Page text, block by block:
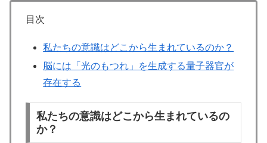
目次
私たちの意識はどこから生まれているのか？
脳には「光のもつれ」を生成する量子器官が
存在する
私たちの意識はどこから生まれているの
か？